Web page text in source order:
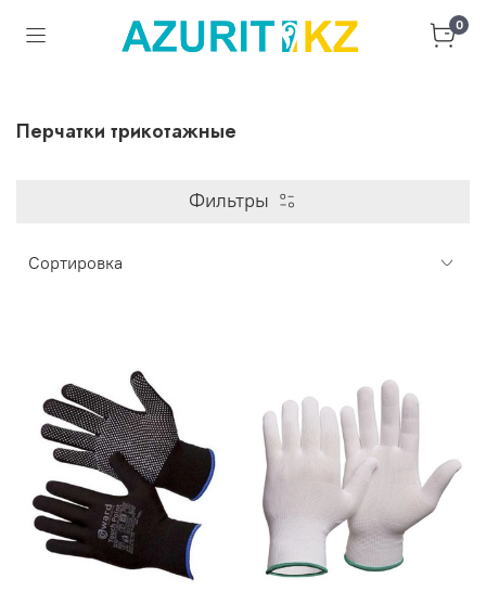
0
Перчатки трикотажные
Фильтры